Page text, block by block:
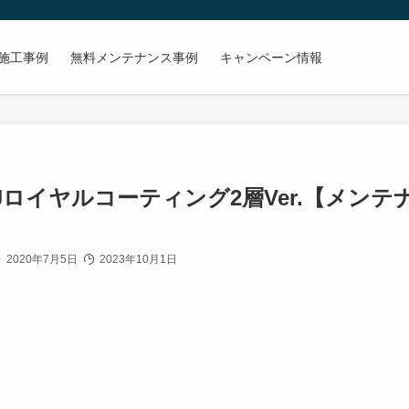
工事例 無料メンテナンス事例 キャンペーン情報
ロイヤルコーティング2層Ver.【メンテ
2020年7月5日 2023年10月1日